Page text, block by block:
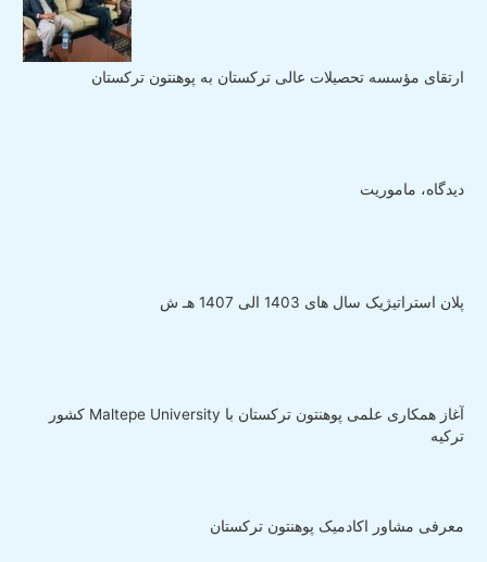
ارتقای مؤسسه تحصیلات عالی ترکستان به پوهنتون ترکستان
دیدگاه، ماموریت
پلان استراتیژیک سال های 1403 الی 1407 هـ ش
آغاز همکاری علمی پوهنتون ترکستان با Maltepe University کشور
ترکیه
معرفی مشاور اکادمیک پوهنتون ترکستان